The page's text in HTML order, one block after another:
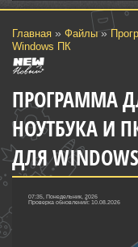
Главная » Файлы»
Windows ПК
ПРОГРАММА
НОУТБУКА И
ДЛЯ WINDOWS
07:35, Понедельник, 2026
Проверка обновлений: 10.08.2026